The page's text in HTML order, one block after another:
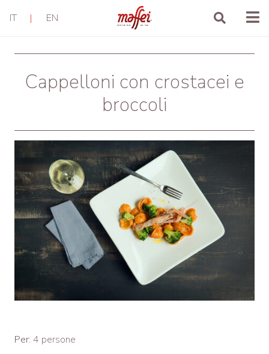
IT | EN
Cappelloni con crostacei e
broccoli
Per: 4 persone